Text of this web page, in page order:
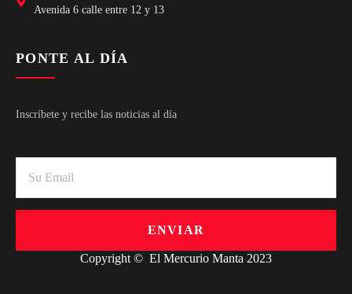
Avenida 6 calle entre 12 y 13
PONTE AL DÍA
Inscríbete y recibe las noticias al día
ENVIAR
Copyright © El Mercurio Manta 2023